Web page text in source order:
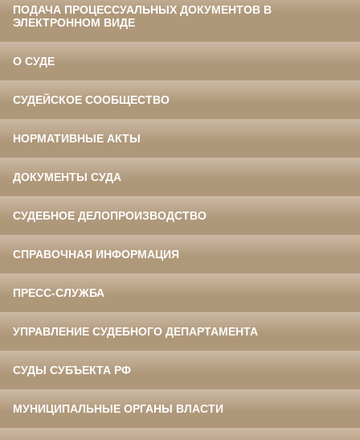
ПОДАЧА ПРОЦЕССУАЛЬНЫХ ДОКУМЕНТОВ В
ЭЛЕКТРОННОМ ВИДЕ
О СУДЕ
СУДЕЙСКОЕ СООБЩЕСТВО
НОРМАТИВНЫЕ АКТЫ
ДОКУМЕНТЫ СУДА
СУДЕБНОЕ ДЕЛОПРОИЗВОДСТВО
СПРАВОЧНАЯ ИНФОРМАЦИЯ
ПРЕСС-СЛУЖБА
УПРАВЛЕНИЕ СУДЕБНОГО ДЕПАРТАМЕНТА
СУДЫ СУБЪЕКТА РФ
МУНИЦИПАЛЬНЫЕ ОРГАНЫ ВЛАСТИ